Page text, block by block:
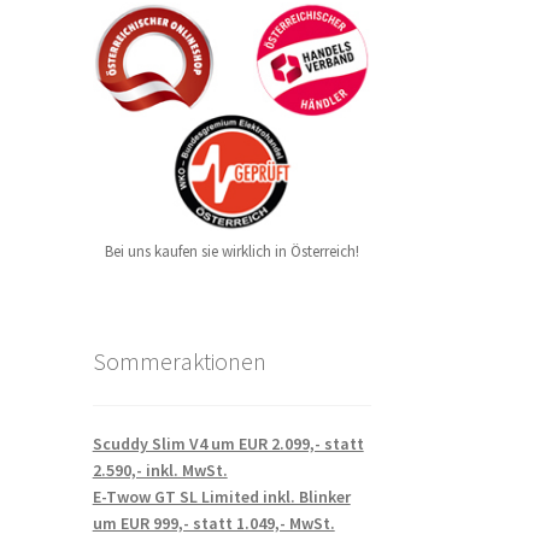
Bei uns kaufen sie wirklich in Österreich!
Sommeraktionen
Scuddy Slim V4 um EUR 2.099,- statt
2.590,- inkl. MwSt.
E-Twow GT SL Limited inkl. Blinker
um EUR 999,- statt 1.049,- MwSt.